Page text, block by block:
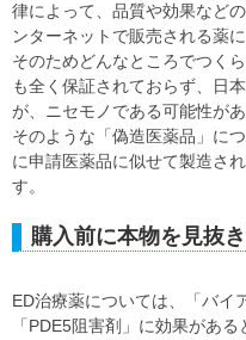
律によって、品質や効果など
ンターネットで販売される薬
そのためどんなところでつく
も全く保証されておらず、日
が、ニセモノである可能性が
そのような「偽造医薬品」に
に申請医薬品に似せて製造さ
す。
購入前に本物を見抜
ED治療薬については、「バイ
「PDE5阻害剤」に効果があ